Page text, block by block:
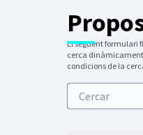
El següent formulari
cerca
condicions de la